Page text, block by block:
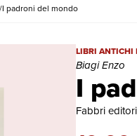
I padroni del mondo
I
I padroni del
LIBRI ANTICHI
Biagi Enzo
Fabbri